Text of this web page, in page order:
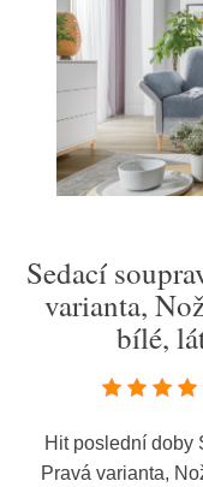
Sedací
varianta,
bílé,
Hit poslední doby
Pravá varianta,